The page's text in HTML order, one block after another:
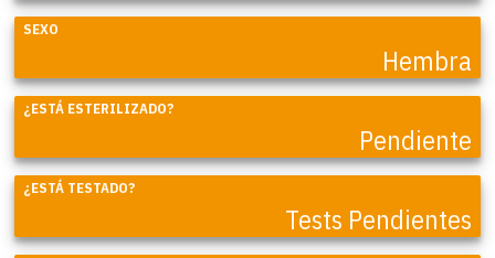
SEXO
Hembra
¿ESTÁ ESTERILIZADO?
Pendiente
¿ESTÁ TESTADO?
Tests Pendientes